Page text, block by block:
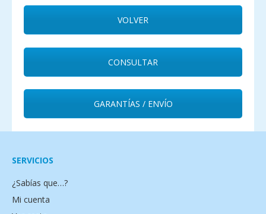
VOLVER
CONSULTAR
GARANTÍAS / ENVÍO
SERVICIOS
¿Sabías que…?
Mi cuenta